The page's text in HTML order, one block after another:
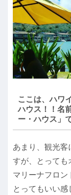
ここは、ハワ
ハウス！！名
ー・ハウス」
あまり、観光客
すが、とっても
マリーナフロン
とってもいい